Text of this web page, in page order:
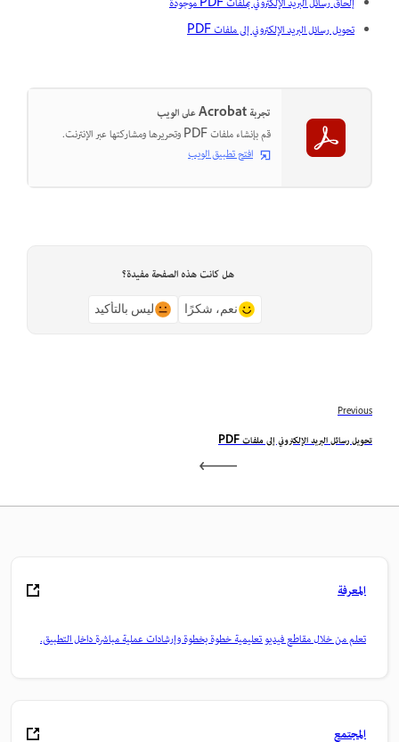
تحويل رسائل البريد الإلكتروني إلى ملفات PDF
تجربة Acrobat على الويب
قم بإنشاء ملفات PDF وتحريرها ومشاركتها عبر الإنترنت.
افتح تطبيق الويب
هل كانت هذه الصفحة مفيدة؟
نعم، شكرًا ليس بالتأكيد
Previous
تحويل رسائل البريد الإلكتروني إلى ملفات PDF
المعرفة
تعلم من خلال مقاطع فيديو تعليمية خطوة بخطوة وإرشادات عملية مباشرة داخل التطبيق.
المجتمع